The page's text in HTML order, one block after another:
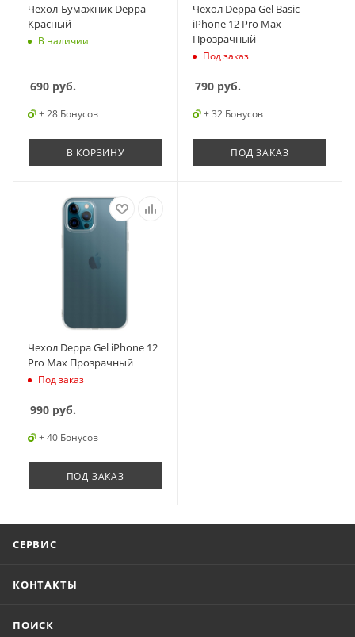
Чехол-Бумажник Deppa
Красный
В наличии
690 руб.
+ 28 Бонусов
В КОРЗИНУ
Чехол Deppa Gel Basic
iPhone 12 Pro Max
Прозрачный
Под заказ
790руб.
+ 32 Бонусов
ПОД ЗАКАЗ
Чехол Deppa Gel iPhone 12
Pro Max Прозрачный
Под заказ
990 руб.
+ 40 Бонусов
ПОД ЗАКАЗ
СЕРВИС
КОНТАКТЫ
ПОИСК